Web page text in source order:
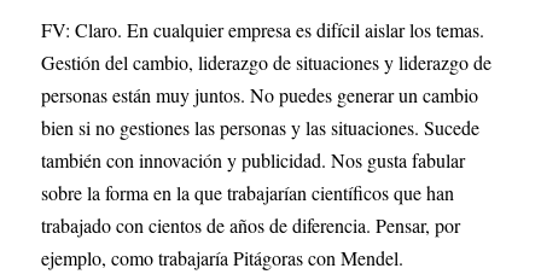
FV: Claro. En cualquier empresa es difícil aislar los temas.
Gestión del cambio, liderazgo de situaciones y liderazgo de
personas están muy juntos. No puedes generar un cambio
bien si no gestiones las personas y las situaciones. Sucede
también con innovación y publicidad. Nos gusta fabular
sobre la forma en la que trabajarían científicos que han
trabajado con cientos de años de diferencia. Pensar, por
ejemplo, como trabajaría Pitágoras con Mendel.